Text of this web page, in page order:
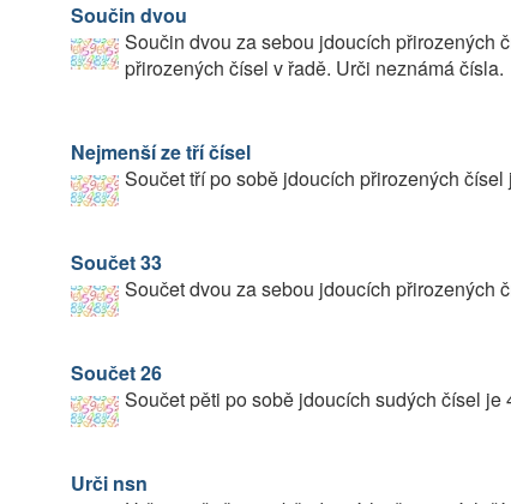
Součin dvou
Součin dvou za sebou jdoucích přirozených
přirozených čísel v řadě. Urči neznámá čísla.
Nejmenší ze tří čísel
Součet tří po sobě jdoucích přirozených
Součet 33
Součet dvou za sebou jdoucích přirozených
Součet 26
Součet pěti po sobě jdoucích sudých čísel je
Urči nsn